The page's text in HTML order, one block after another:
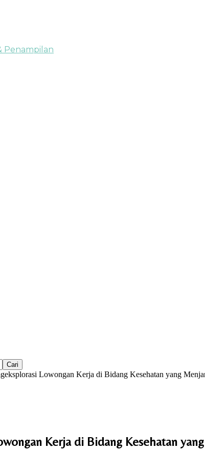
Penampilan
Lowongan Kerja di Bidang Kesehatan yang
Kerja di Bidang Kesehatan